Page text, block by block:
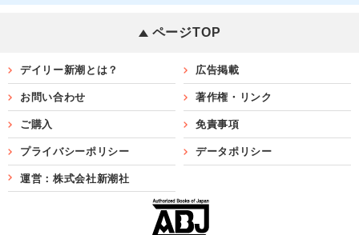
ページTOP
デイリー新潮とは？ 広告掲載
お問い合わせ 著作権・リンク
ご購入 免責事項
プライバシーポリシー データポリシー
運営：株式会社新潮社